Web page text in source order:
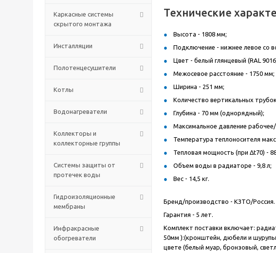
Каркасные системы
скрытого монтажа
Инсталляции
Полотенцесушители
Котлы
Водонагреватели
Коллекторы и
коллекторные группы
Системы защиты от
протечек воды
Гидроизоляционные
мембраны
Инфракрасные
обогреватели
Технические
Высота - 1808 мм;
Подключение - нижнее левое со
Цвет - белый глянцевый (RAL
Межосевое расстояние - 1750 мм;
Ширина - 251 мм;
Количество вертикальных
Глубина - 70 мм (однорядный);
Максимальное давление
Температура теплоносителя
Тепловая мощность (при Δt70) -
Объем воды в радиаторе - 9,8 л;
Вес - 14,5 кг.
Бренд/производство - КЗТО/Россия.
Гарантия - 5 лет.
Комплект поставки включает:
50мм ):(кронштейн, дюбели и
цвете (белый муар, бронзовый,